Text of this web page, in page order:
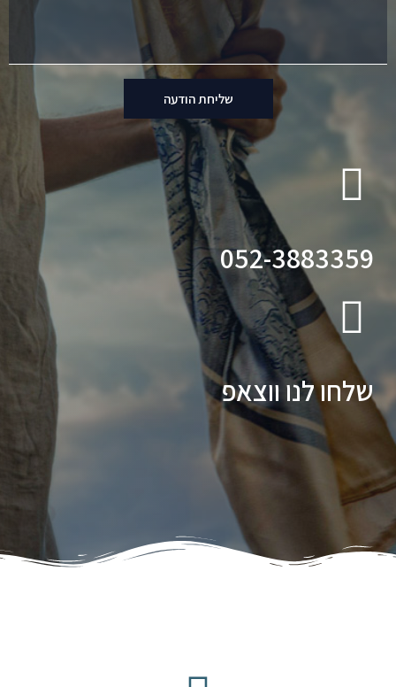
שליחת הודעה
052-3883359
שלחו לנו ווצאפ